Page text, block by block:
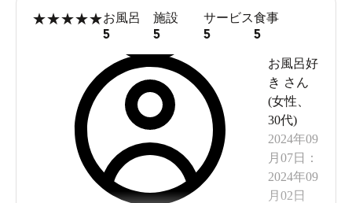
★★★★★お風呂
5
施設
5
サービス
5
食事
5
お風呂好
き さん
(女性
30代)
2024年09
月07日
：
2024年09
月02日